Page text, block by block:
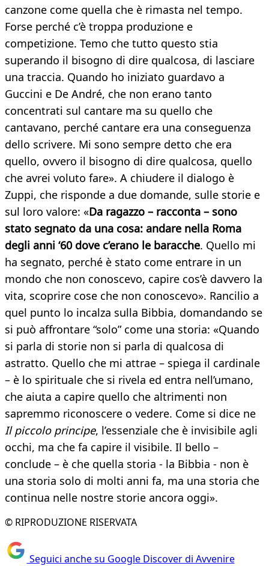
canzone come quella che è rimasta nel tempo.
Forse perché c’è troppa produzione e
competizione. Temo che tutto questo stia
superando il bisogno di dire qualcosa, di lasciare
una traccia. Quando ho iniziato guardavo a
Guccini e De André, che non erano tanto
concentrati sul cantare ma su quello che
cantavano, perché cantare era una conseguenza
dello scrivere. Mi sono sempre detto che era
quello, ovvero il bisogno di dire qualcosa, quello
che avrei voluto fare». A chiudere il dialogo è
Zuppi, che risponde a due domande, sulle storie e
sul loro valore: «Da ragazzo – racconta – sono
stato segnato da una cosa: andare nella Roma
degli anni ‘60 dove c’erano le baracche. Quello mi
ha segnato, perché è stato come entrare in un
mondo che non conoscevo, capire cos’è davvero la
vita, scoprire cose che non conoscevo». Rancilio a
quel punto lo incalza sulla Bibbia, domandando se
si può affrontare “solo” come una storia: «Quando
si parla di storie non si parla di qualcosa di
astratto. Quello che mi attrae – spiega il cardinale
– è lo spirituale che si rivela ed entra nell’umano,
che aiuta a capire quello che altrimenti non
sapremmo riconoscere o vedere. Come si dice ne
Il piccolo principe, l’essenziale che è invisibile agli
occhi, ma che fa capire il visibile. Il bello –
conclude – è che quella storia - la Bibbia - non è
una storia solo di molti anni fa, ma una storia che
continua nelle nostre storie ancora oggi».
© RIPRODUZIONE RISERVATA
Seguici anche su Google Discover di Avvenire